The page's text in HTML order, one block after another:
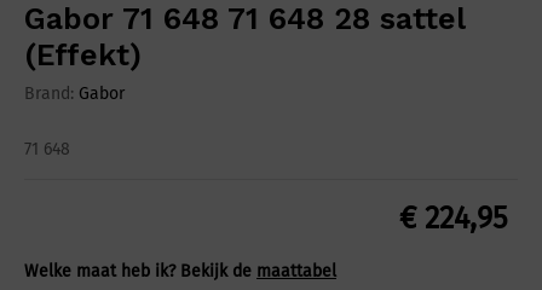
Gabor 71 648 71 648 28 sattel
(Effekt)
Brand: Gabor
71 648
€224,95
Welke maat heb ik? Bekijk de maattabel